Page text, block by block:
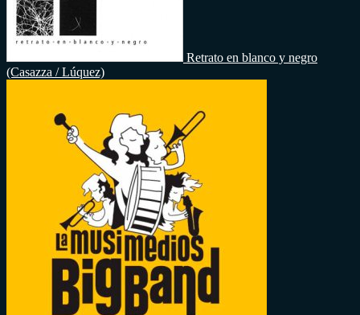
Retrato en blanco y negro
(Casazza / Lúquez)